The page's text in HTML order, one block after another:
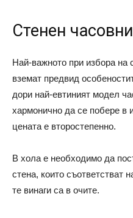
Стенен
Най-важното при избора на
вземат предвид
дори най-евтиният модел
хармонично да се побере в
цената е второстепенно.
В хола е необходимо да
стена, които съответстват
те винаги са в очите.